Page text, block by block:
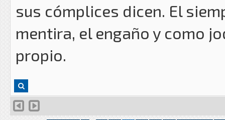
sus cómplices dicen. El
mentira, el engaño y como
propio.